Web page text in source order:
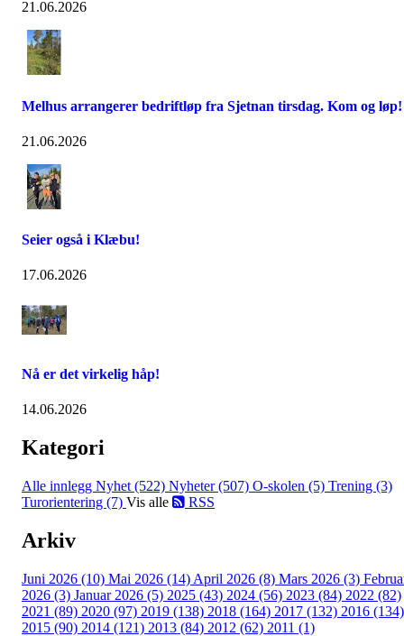
21.06.2026
Melhus arrangerer bedriftløp fra Sjetnan tirsdag. Kom og løp!
21.06.2026
Seier også i Klæbu!
17.06.2026
Nå er det virkelig håp!
14.06.2026
Kategori
Alle innlegg Nyhet (522) Nyheter (507) O-skolen (5) Trening (3)
Turorientering (7) Vis alle RSS
Arkiv
Juni 2026 (10) Mai 2026 (14) April 2026 (8) Mars 2026 (3)
2026 (3) Januar 2026 (5) 2025 (43) 2024 (56) 2023 (84) 2022 (82)
2021 (89) 2020 (97) 2019 (138) 2018 (164) 2017 (132) 2016 (134)
2015 (90) 2014 (121) 2013 (84) 2012 (62) 2011 (1)